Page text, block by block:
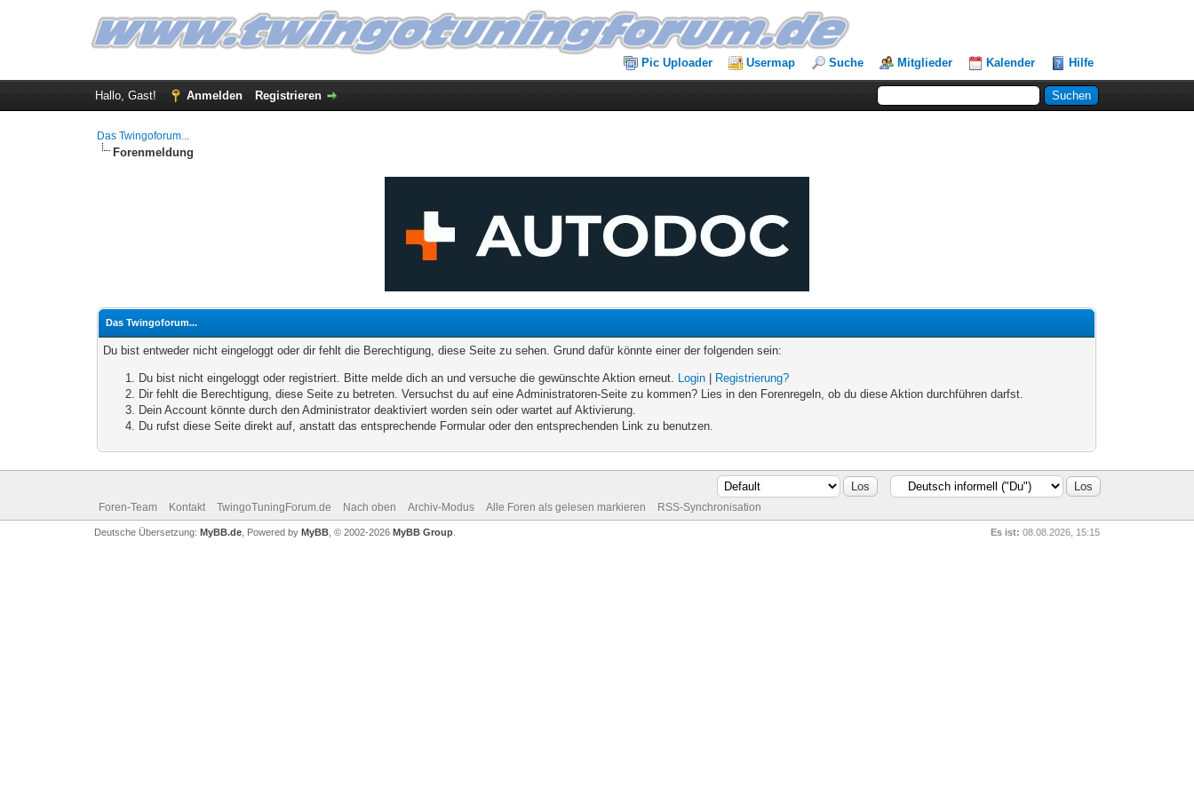
Pic Uploader Usermap Suche Mitglieder Kalender Hilfe
Hallo, Gast! Anmelden Registrieren
Das Twingoforum...
Forenmeldung
Das Twingoforum...
Du bist entweder nicht eingeloggt oder dir fehlt die Berechtigung, diese Seite zu sehen. Grund dafür könnte einer der folgenden sein:
Du bist nicht eingeloggt oder registriert. Bitte melde dich an und versuche die gewünschte Aktion erneut. Login
Registrierung?
Dir fehlt die Berechtigung, diese Seite zu betreten. Versuchst du auf eine Administratoren-Seite zu kommen? Lies in den Forenregeln, ob du diese Aktion durchführen darfst.
Dein Account könnte durch den Administrator deaktiviert worden sein oder wartet auf Aktivierung.
Du rufst diese Seite direkt auf, anstatt das entsprechende Formular oder den entsprechenden Link zu benutzen.
Foren-Team Kontakt TwingoTuningForum.de Nach oben Archiv-Modus Alle Foren als gelesen markieren RSS-Synchronisation
Es ist: 08.08.2026, 15:15
Deutsche Übersetzung: MyBB.de, Powered by MyBB, © 2002-2026 MyBB Group.